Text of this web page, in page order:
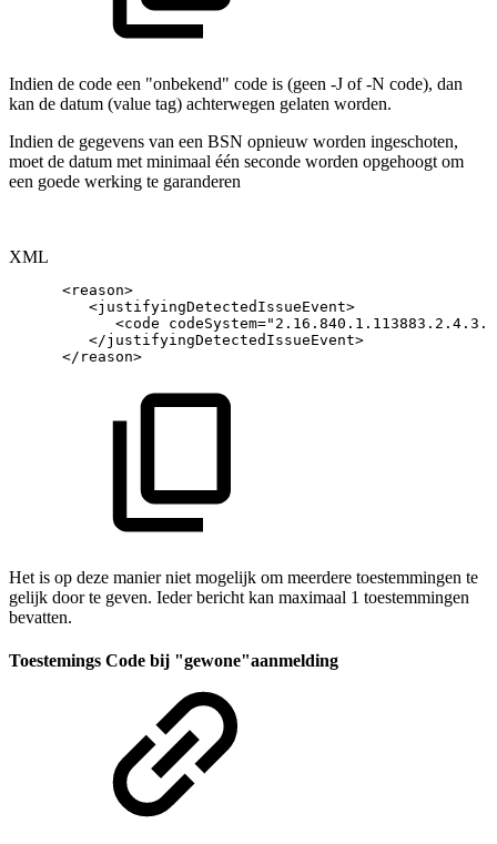
Indien de code een "onbekend" code is (geen -J of -N code), dan
kan de datum (value tag) achterwegen gelaten worden.
Indien de gegevens van een BSN opnieuw worden ingeschoten,
moet de datum met minimaal één seconde worden opgehoogt om
een goede werking te garanderen
XML
<reason>
<justifyingDetectedIssueEvent>
<code codeSystem="
</justifyingDetectedIssueEvent>
</ reason>
Het is op deze manier niet mogelijk om meerdere toestemmingen te
gelijk door te geven. Ieder bericht kan maximaal 1 toestemmingen
bevatten.
Toestemings Code bij "gewone"aanmelding